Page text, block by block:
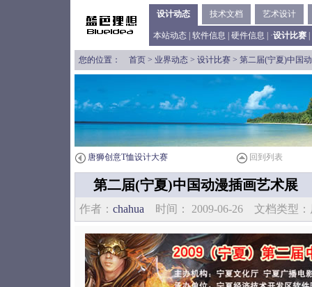
设计动态 技术文档 艺术设计
本站动态 软件信息 硬件信息 | ·设计比赛
您的位置： 首页 > 业界动态 > 设计比赛 > 第二届(宁夏)中国
唐狮创意T恤设计大赛 回到列表
第二届(宁夏)中国动漫插画艺术展
作者： chahua 时间： 2009-06-26 文档类型